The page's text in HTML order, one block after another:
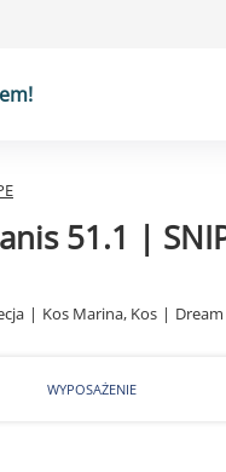
51.1 |
| Kos Marina, Kos |
WYPOSAŻENIE